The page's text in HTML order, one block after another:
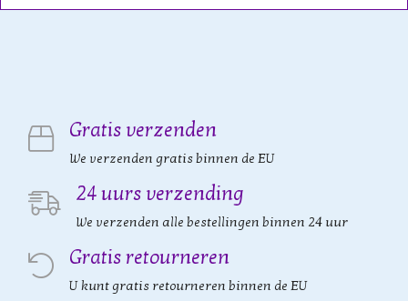
Gratis verzenden
We verzenden gratis binnen de EU
24 uurs verzending
We verzenden alle bestellingen binnen 24 uur
Gratis retourneren
U kunt gratis retourneren binnen de EU